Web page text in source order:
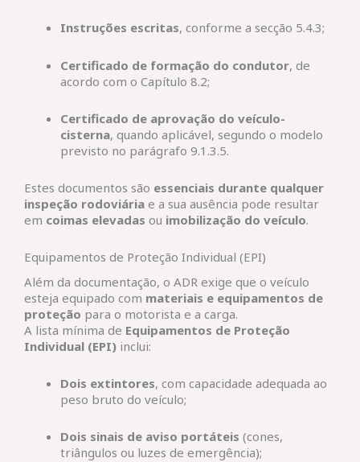
Instruções escritas, conforme a secção 5.4.3;
Certificado de formação do condutor, de
acordo com o Capítulo 8.2;
Certificado de aprovação do veículo-
cisterna, quando aplicável, segundo o modelo
previsto no parágrafo 9.1.3.5.
Estes documentos são essenciais durante qualquer
inspeção rodoviária e a sua ausência pode resultar
em coimas elevadas ou imobilização do veículo.
Equipamentos de Proteção Individual (EPI)
Além da documentação, o ADR exige que o veículo
esteja equipado com materiais e equipamentos de
proteção para o motorista e a carga.
A lista mínima de Equipamentos de Proteção
Individual (EPI) inclui:
Dois extintores, com capacidade adequada ao
peso bruto do veículo;
Dois sinais de aviso portáteis (cones,
triângulos ou luzes de emergência);